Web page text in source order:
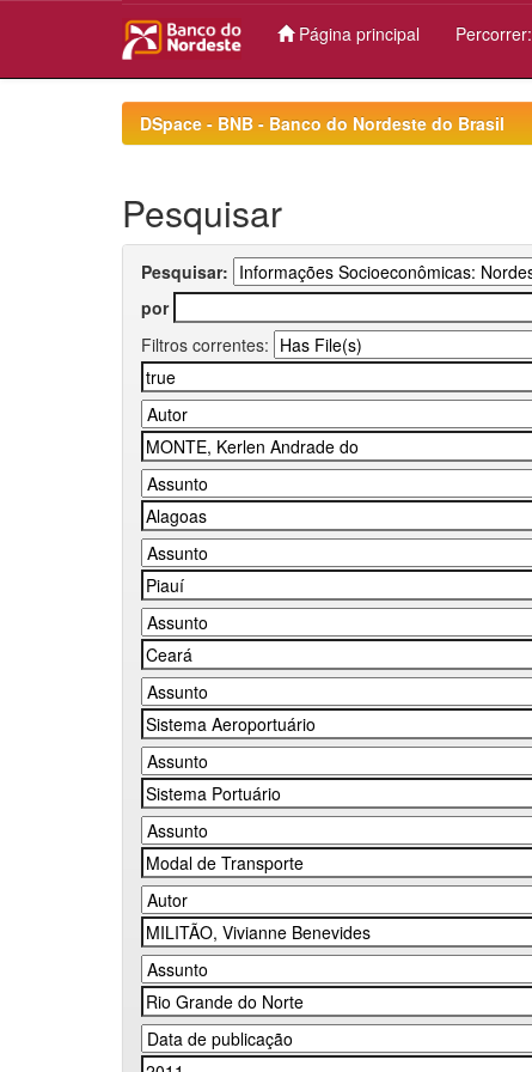
Página principal Percorrer:
DSpace - BNB - Banco do Nordeste do Brasil
Pesquisar
Pesquisar:
por
Filtros correntes: